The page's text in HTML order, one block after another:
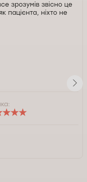
зрозумів звісно це
пацієнта, ніхто не